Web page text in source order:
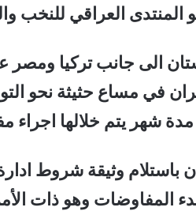
المنتدى العراقي للنخب
الى جانب تركيا ومصر
في مساع حثيثة نحو
شهر يتم خلالها اجراء
باستلام وثيقة شروط
المفاوضات وهو ذات